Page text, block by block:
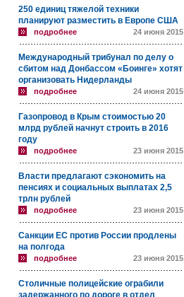
250 единиц тяжелой техники
планируют разместить в Европе США
подробнее 24 июня 2015
Международный трибунал по делу о
сбитом над Донбассом «Боинге» хотят
организовать Нидерланды
подробнее 24 июня 2015
Газопровод в Крым стоимостью 20
млрд рублей начнут строить в 2016
году
подробнее 23 июня 2015
Власти предлагают сэкономить на
пенсиях и социальных выплатах 2,5
трлн рублей
подробнее 23 июня 2015
Санкции ЕС против России продлены
на полгода
подробнее 23 июня 2015
Столичные полицейские ограбили
задержанного по дороге в отдел